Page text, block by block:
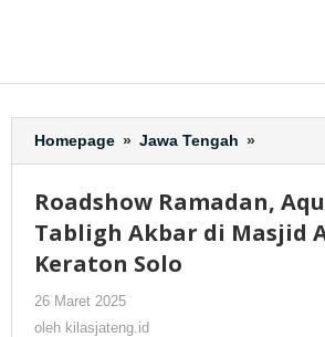
Homepage » Jawa Tengah »
Gelar
Tabligh
Roadshow Ramadan,
Tabligh Akbar di Masjid
Keraton Solo
26 Maret 2025
kilasjateng.id
oleh kilasjateng.id